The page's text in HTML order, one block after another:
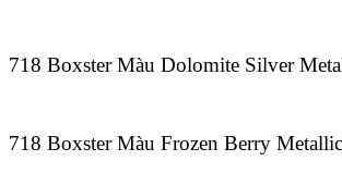
718 Boxster Màu Dolomite Silver
718 Boxster Màu Frozen Berry Metallic